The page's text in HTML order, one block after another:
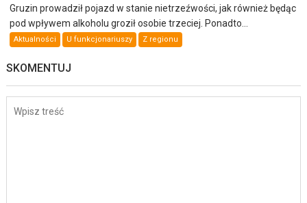
Gruzin prowadził pojazd w stanie nietrzeźwości, jak również będąc
pod wpływem alkoholu groził osobie trzeciej. Ponadto...
Aktualności U funkcjonariuszy Z regionu
SKOMENTUJ